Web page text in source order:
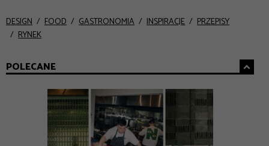
DESIGN FOOD GASTRONOMIA INSPIRACJE
PRZEPISY
RYNEK
POLECANE